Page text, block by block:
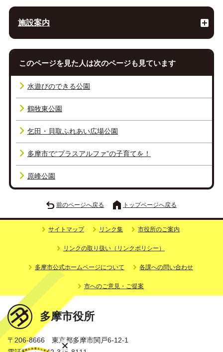
施設案内
このページを見た人は次のページも見ています
水遊びのできる公園
鶴牧東公園
乞田・貝取ふれあい広場公園
多摩市で“プラスアルファ”の子育てを！
原峰公園
前のページへ戻る トップページへ戻る
サイトマップ リンク集 市役所のご案内
リンクの取り扱い（リンクポリシー）
多摩市公式ホームページについて 各課への問い合わせ
市へのご意見・ご提案
多摩市役所
〒206-8666 東京都多摩市関戸6-12-1